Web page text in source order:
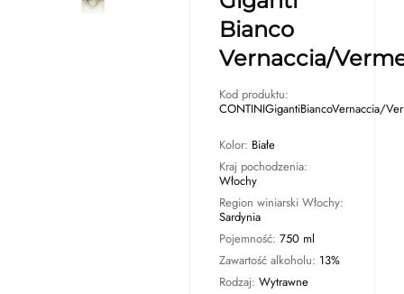
Bianco
Vernaccia/
Kod produktu:
CONTINIGigantiBiancoVernaccia/
Kolor: Białe
Kraj pochodzenia:
Włochy
Region winiarski Włochy:
Sardynia
Pojemność: 750 ml
Zawartość alkoholu: 13%
Rodzaj: Wytrawne